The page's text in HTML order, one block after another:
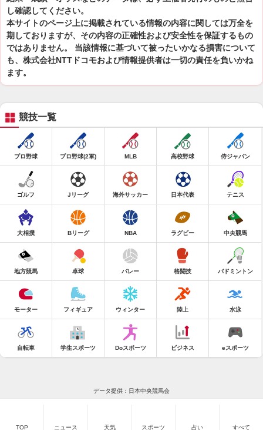
し確認してください。
本サイトのページ上に掲載されている情報の内容に関しては万全を
期しておりますが、その内容の正確性および安全性を保証するもの
ではありません。 当該情報に基づいて被ったいかなる損害について
も、株式会社NTTドコモおよび情報提供者は一切の責任を負いかね
ます。
競技一覧
プロ野球 プロ野球(2軍) MLB 高校野球 侍ジャパン
ゴルフ Jリーグ 海外サッカー 日本代表 テニス
大相撲 Bリーグ NBA ラグビー 中央競馬
地方競馬 卓球 バレー 格闘技 バドミントン
モーター フィギュア ウィンター 陸上 水泳
自転車 学生スポーツ Doスポーツ ビジネス eスポーツ
データ提供：日本中央競馬会
TOP ニュース 天気 スポーツ 占い すべて